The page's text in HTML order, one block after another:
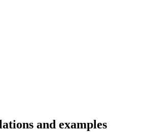
and examples